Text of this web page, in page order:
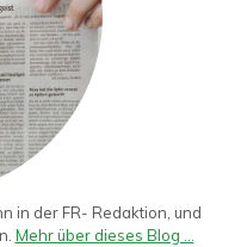
in der FR- Redaktion, und
Mehr über dieses Blog ...